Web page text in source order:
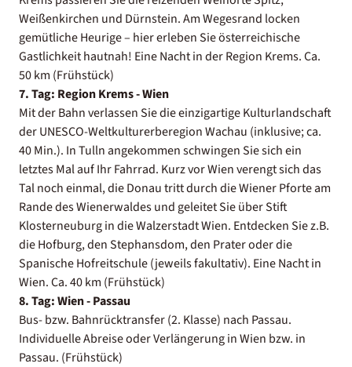
Weißenkirchen und Dürnstein. Am Wegesrand locken
gemütliche Heurige – hier erleben Sie österreichische
Gastlichkeit hautnah! Eine Nacht in der Region Krems. Ca.
50 km (Frühstück)
7. Tag: Region Krems - Wien
Mit der Bahn verlassen Sie die einzigartige Kulturlandschaft
der UNESCO-Weltkulturerberegion Wachau (inklusive; ca.
40 Min.). In Tulln angekommen schwingen Sie sich ein
letztes Mal auf Ihr Fahrrad. Kurz vor Wien verengt sich das
Tal noch einmal, die Donau tritt durch die Wiener Pforte am
Rande des Wienerwaldes und geleitet Sie über Stift
Klosterneuburg in die Walzerstadt Wien. Entdecken Sie z.B.
die Hofburg, den Stephansdom, den Prater oder die
Spanische Hofreitschule (jeweils fakultativ). Eine Nacht in
Wien. Ca. 40 km (Frühstück)
8. Tag: Wien - Passau
Bus- bzw. Bahnrücktransfer (2. Klasse) nach Passau.
Individuelle Abreise oder Verlängerung in Wien bzw. in
Passau. (Frühstück)